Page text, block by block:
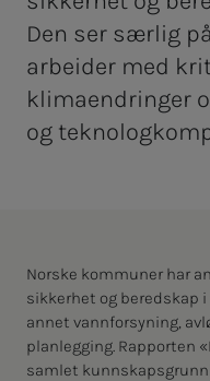
Den ser særlig
arbeider med
klimaendringer
og
Norske kommuner har
sikkerhet og beredskap
annet vannforsyning,
planlegging. Rapporten
samlet